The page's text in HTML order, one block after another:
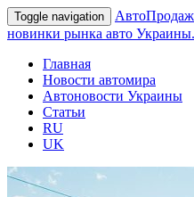
Toggle navigation
новинки рынка авто Украины.
Главная
Новости автомира
Автоновости Украины
Статьи
RU
UK